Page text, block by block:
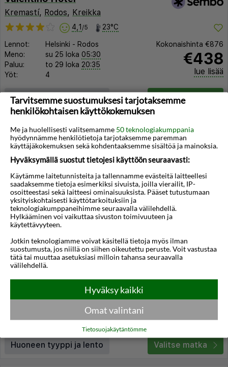
Kremastí, Rodos, Kreikka
4,1 /5 23°C
Lennot: Helsinki - Rodos
Meno:
su 25 loka 05:30
Paluu:
to 29 loka 20:35
Yöt:
4
Kokonaishinta €876
€438
lue lisää
Huoneen tyyppi ja lento Valitse matka
◀︎
Lito Hotel
Ixia,Rodos,Kreikka
Rodos
Meno:
ti 20 loka 05:30
20:55
Yöt:
4 lue lisää
Huoneen tyyppi ja lento Valitse matka
Tarvitsemme suostumuksesi tarjotaksemme
henkilökohtaisen käyttökokemuksen
Me ja huolellisesti valitsemamme 50 teknologiakumppania
hyödynnämme henkilötietoja tarjotaksemme paremman
käyttäjäkokemuksen sekä kohdentaaksemme sisältöä ja mainoksia.
Hyväksymällä suostut tietojesi käyttöön seuraavasti:
Käytämme laitetunnisteita ja tallennamme evästeitä laitteellesi
saadaksemme tietoja esimerkiksi sivuista, joilla vierailit, IP-
osoitteestasi sekä laitteesi ominaisuuksista. Pääset tutustumaan
yksityiskohtaisesti käyttötarkoituksiin ja
teknologiakumppaneihimme seuraavalla välilehdellä.
Hylkääminen voi vaikuttaa sivuston toimivuuteen ja
käytettävyyteen.
Jotkin teknologiamme voivat käsitellä tietoja myös ilman
suostumusta, jos niillä on siihen oikeutettu peruste. Voit vastustaa
tätä tai muuttaa asetuksiasi milloin tahansa seuraavalla
välilehdellä.
Hyväksy kaikki
Omat valintani
Tietosuojakäytäntömme